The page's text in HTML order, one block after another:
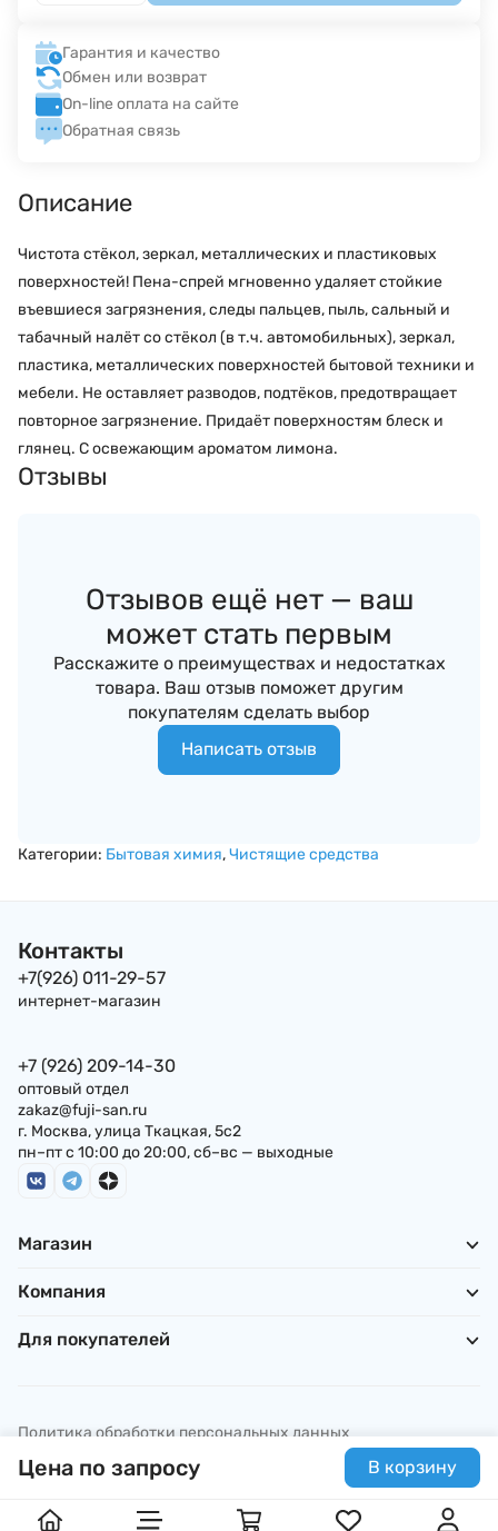
Гарантия и качество
Обмен или возврат
On-line оплата на сайте
Обратная связь
Цена по запросу В корзину
Описание
Чистота стёкол, зеркал, металлических и пластиковых
поверхностей! Пена-спрей мгновенно удаляет стойкие
въевшиеся загрязнения, следы пальцев, пыль, сальный и
табачный налёт со стёкол (в т.ч. автомобильных), зеркал,
пластика, металлических поверхностей бытовой техники и
мебели. Не оставляет разводов, подтёков, предотвращает
повторное загрязнение. Придаёт поверхностям блеск и
глянец. С освежающим ароматом лимона.
Отзывы
Отзывов ещё нет — ваш
может стать первым
Расскажите о преимуществах и недостатках
товара. Ваш отзыв поможет другим
покупателям сделать выбор
Написать отзыв
Категории: Бытовая химия,Чистящие средства
Контакты
+7(926) 011-29-57
интернет-магазин
+7 (926) 209-14-30
оптовый отдел
zakaz@fuji-san.ru
г. Москва, улица Ткацкая, 5с2
пн–пт с 10:00 до 20:00, сб–вс — выходные
Магазин
Компания
Для покупателей
Политика обработки персональных данных